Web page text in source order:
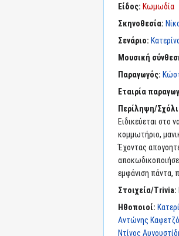
Είδος: Κωμωδία
Σκηνοθεσία:
Σενάριο:
Μουσική
Παραγωγός:
Εταιρία
Περίληψη/
Ειδικεύεται στο
κομμωτήριο,
Έχοντας
εμφάνιση πάντα,
Στοιχεία/Trivia:
Ηθοποιοί:
Αντώνης
Ντίνος